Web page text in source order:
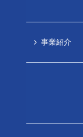
事業紹介